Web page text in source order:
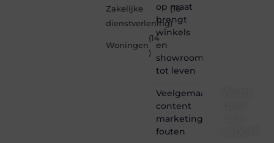
Zakelijke
dienstverlening
(16
)
Woningen
(14
)
op maat
brengt
winkels
en
showrooms
tot leven
Veelgemaakte
content
marketing
fouten